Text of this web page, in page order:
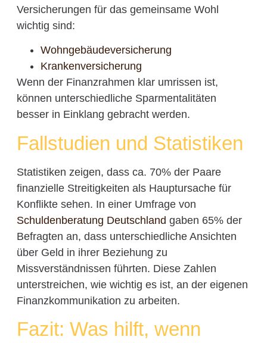
Versicherungen für das gemeinsame Wohl
wichtig sind:
Wohngebäudeversicherung
Krankenversicherung
Wenn der Finanzrahmen klar umrissen ist,
können unterschiedliche Sparmentalitäten
besser in Einklang gebracht werden.
Fallstudien und Statistiken
Statistiken zeigen, dass ca. 70% der Paare
finanzielle Streitigkeiten als Hauptursache für
Konflikte sehen. In einer Umfrage von
Schuldenberatung Deutschland gaben 65% der
Befragten an, dass unterschiedliche Ansichten
über Geld in ihrer Beziehung zu
Missverständnissen führten. Diese Zahlen
unterstreichen, wie wichtig es ist, an der eigenen
Finanzkommunikation zu arbeiten.
Fazit: Was hilft, wenn